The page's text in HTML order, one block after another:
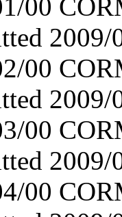
00
00
00
00